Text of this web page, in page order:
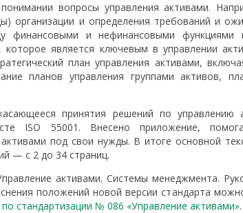
вопросы управления активами.
организации и определения требований и
финансовыми и нефинансовыми функциями
которое является ключевым в управлении
план управления активами,
планов управления группами активов,
принятия решений по управлению
ISO 55001. Внесено приложение,
под свои нужды. В итоге основной
— с 2 до 34 страниц.
активами. Системы менеджмента.
положений новой версии стандарта
стандартизации № 086 «Управление активами».